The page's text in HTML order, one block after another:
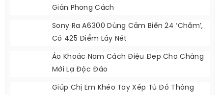
Giản Phong Cách
Sony Ra A6300 Dùng Cảm Biến 24 ‘chấm’,
Có 425 Điểm Lấy Nét
Áo Khoác Nam Cách Điệu Đẹp Cho Chàng
Mới Lạ Độc Đáo
Giúp Chị Em Khéo Tay Xếp Tủ Đồ Thông